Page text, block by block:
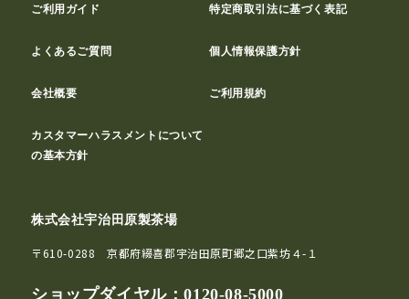
ご利用ガイド 特定商取引法に基づく表記
よくあるご質問 個人情報保護方針
会社概要 ご利用規約
カスタマーハラスメントについて
の基本方針
株式会社宇治田原製茶場
〒610-0288 京都府綴喜郡宇治田原町郷之口紫坊４-１
ショップダイヤル：0120-08-5000